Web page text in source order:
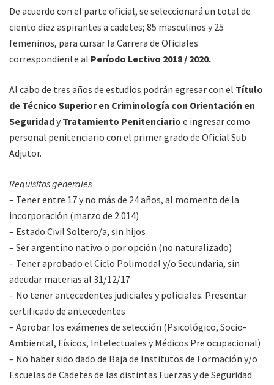
De acuerdo con el parte oficial, se seleccionará un total de
ciento diez aspirantes a cadetes; 85 masculinos y 25
femeninos, para cursar la Carrera de Oficiales
correspondiente al Período Lectivo 2018 / 2020.
Al cabo de tres años de estudios podrán egresar con el Título
de Técnico Superior en Criminología con Orientación en
Seguridady Tratamiento Penitenciario e ingresar como
personal penitenciario con el primer grado de Oficial Sub
Adjutor.
Requisitos generales
– Tener entre 17 y no más de 24 años, al momento de la
incorporación (marzo de 2.014)
– Estado Civil Soltero/a, sin hijos
– Ser argentino nativo o por opción (no naturalizado)
– Tener aprobado el Ciclo Polimodal y/o Secundaria, sin
adeudar materias al 31/12/17
– No tener antecedentes judiciales y policiales. Presentar
certificado de antecedentes
– Aprobar los exámenes de selección (Psicológico, Socio-
Ambiental, Físicos, Intelectuales y Médicos Pre ocupacional)
– No haber sido dado de Baja de Institutos de Formación y/o
Escuelas de Cadetes de las distintas Fuerzas y de Seguridad